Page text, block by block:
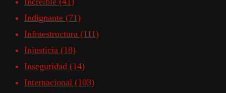
Indignante (71)
Infraestructura (111)
Injusticia (18)
Inseguridad (14)
Internacional (103)